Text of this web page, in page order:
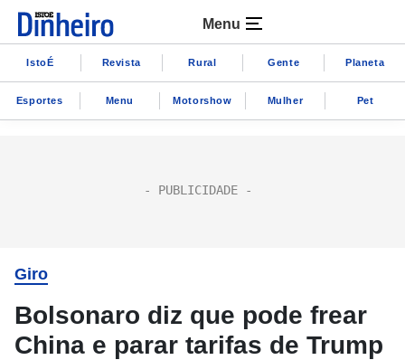
Menu
IstoÉ Revista Rural Gente Planeta
Esportes Menu Motorshow Mulher Pet
Giro
Bolsonaro diz que pode frear
China e parar tarifas de Trump